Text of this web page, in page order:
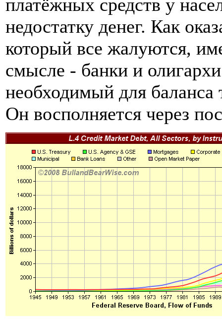
платёжных средств у
недостатку денег. Как
который все жалуются,
смысле - банки и
необходимый для баланса
Он восполняется через